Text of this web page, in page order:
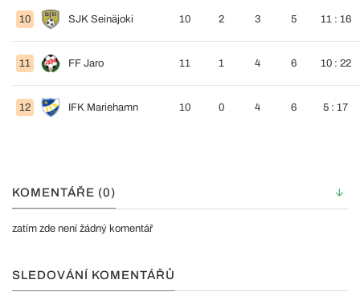
10 SJK Seinäjoki 10 2 3 5 11 : 16
11 FF Jaro 11 1 4 6 10 : 22
12 IFK Mariehamn 10 0 4 6 5 : 17
KOMENTÁŘE (0)
zatím zde není žádný komentář
SLEDOVÁNÍ KOMENTÁŘŮ